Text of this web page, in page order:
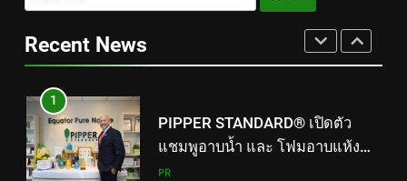
สำหรับ:
Recent News
การท่องเที่ยวแห่งประเทศไทย
สำนักงานมุมไบ เดินหน้ากลยุทธ์
Partnership 360° ผนึก Team
Mind Destination และกระตุ้นการ
เดินทางของนักท่องเที่ยวในช่วง
ครึ่งปีหลัง 2569
1
PIPPER STANDARD® เปิดตัว
แชมพูอาบน้ำ และ โฟมอาบแห้ง
สัตว์เลี้ยง ชูนวัตกรรมพลัง
PR